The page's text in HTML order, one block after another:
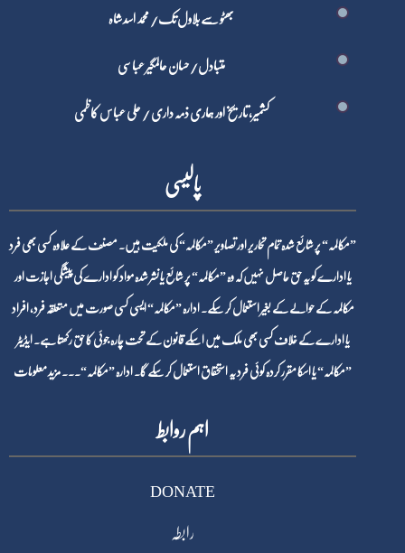
بھٹو سے بلاول تک/ محمد اسد شاہ
متبادل/ حسان عالمگیر عباسی
کشمیر، تاریخ اور ہماری ذمہ داری / علی عباس کاظمی
پالیسی
”مکالمہ“ پر شائع شدہ تمام تحاریر اور تصاویر ”مکالمہ“ کی ملکیت ہیں۔ مصنف کے علاوہ کسی بھی فرد
یا ادارے کو یہ حق حاصل نہیں کہ وہ ”مکالمہ“ پر شائع یا نشر شدہ مواد کو ادارے کی پیشگی اجازت اور
مکالمہ کے حوالے کے بغیر استعمال کر سکے۔ ادارہ ”مکالمہ“ ایسی کسی صورت میں متعلقہ فرد، افراد
یا ادارے کے خلاف کسی بھی ملک میں اسکے قانون کے تحت چارہ جوئی کا حق رکھتا ہے۔ ایڈیٹر
”مکالمہ“ یا اسکا مقرر کردہ کوئی فرد یہ استحقاق استعمال کر سکے گا۔ ادارہ ”مکالمہ“۔۔۔ مزید معلومات
اہم روابط
DONATE
رابطہ